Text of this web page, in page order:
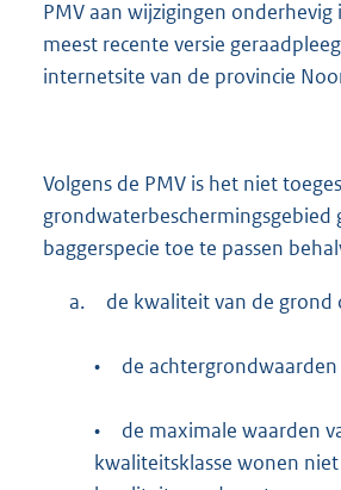
PMV aan wijzigingen
meest recente versie
internetsite van de provincie
Volgens de PMV is het niet
grondwaterbeschermingsgebied
baggerspecie toe te passen
a. de kwaliteit van de grond
• de
•
de maximale waarden
kwaliteitsklasse wonen